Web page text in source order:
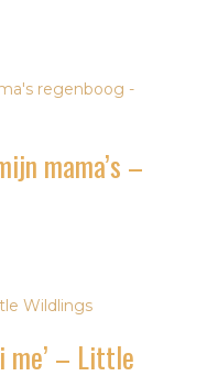
mama’s –
me’ – Little